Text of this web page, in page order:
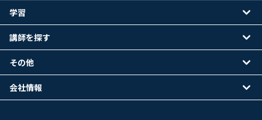
学習
講師を探す
その他
会社情報